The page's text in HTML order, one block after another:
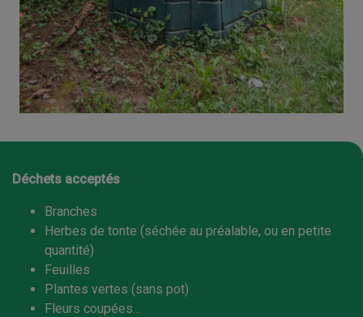
Déchets acceptés
Branches
Herbes de tonte (séchée au préalable, ou en petite
quantité)
Feuilles
Plantes vertes (sans pot)
Fleurs coupées…